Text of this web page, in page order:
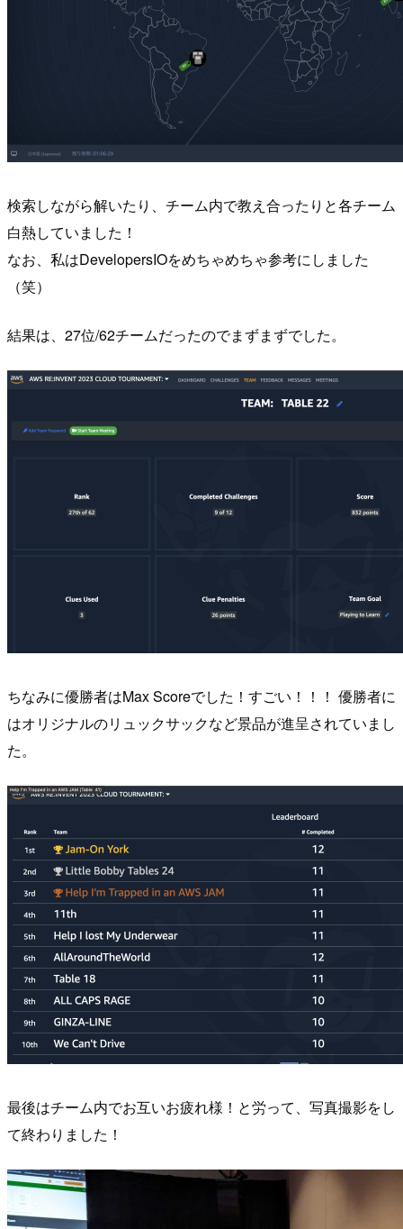
検索しながら解いたり、チーム内で教え合ったりと各チーム
白熱していました！
なお、私はDevelopersIOをめちゃめちゃ参考にしました
（笑）
結果は、27位/62チームだったのでまずまずでした。
ちなみに優勝者はMax Scoreでした！すごい！！！ 優勝者に
はオリジナルのリュックサックなど景品が進呈されていまし
た。
最後はチーム内でお互いお疲れ様！と労って、写真撮影をし
て終わりました！